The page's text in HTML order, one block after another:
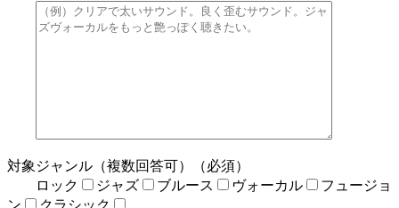
対象ジャンル（複数回答可）（必須）
ロック
ジャズ ブルース ヴォーカル
フュージョ